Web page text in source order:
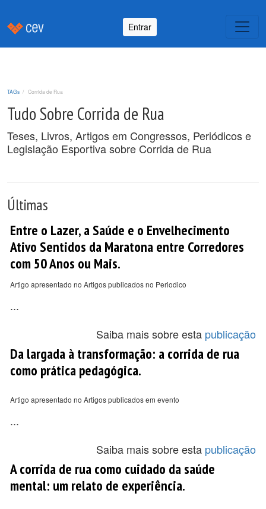
Entrar
TAGs Corrida de Rua
Tudo Sobre Corrida de Rua
Teses, Livros, Artigos em Congressos, Periódicos e
Legislação Esportiva sobre Corrida de Rua
Últimas
Entre o Lazer, a Saúde e o Envelhecimento
Ativo Sentidos da Maratona entre Corredores
com 50 Anos ou Mais.
Artigo apresentado no Artigos publicados no Periodico
...
Saiba mais sobre esta publicação
Da largada à transformação: a corrida de rua
como prática pedagógica.
Artigo apresentado no Artigos publicados em evento
...
Saiba mais sobre esta publicação
A corrida de rua como cuidado da saúde
mental: um relato de experiência.